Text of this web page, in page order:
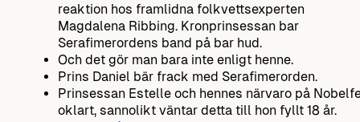
reaktion hos framlidna folkvettsexperten
Magdalena Ribbing. Kronprinsessan bar
Serafimerordens band på bar hud.
Och det gör man bara inte enligt henne.
Prins Daniel bär frack med Serafimerorden.
Prinsessan Estelle och hennes närvaro på
oklart, sannolikt väntar detta till hon fyllt 18 år.